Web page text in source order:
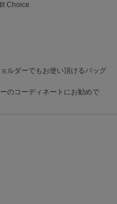
Choice
ルダーでもお使い頂けるバッグ
のコーディネートにお勧めで